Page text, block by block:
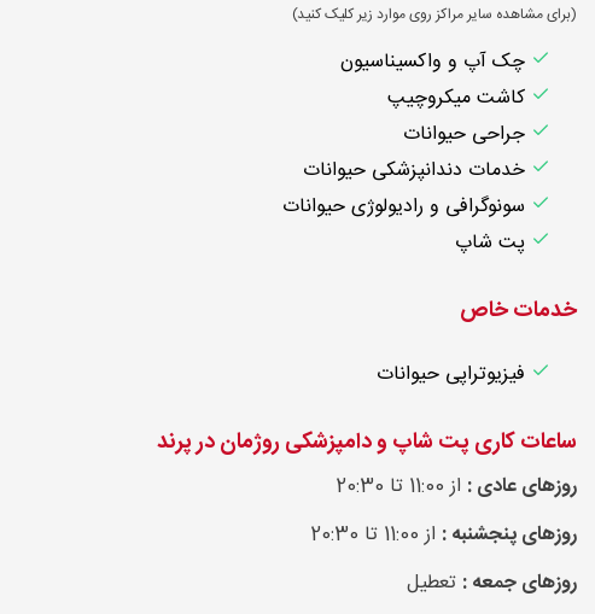
(برای مشاهده سایر مراکز روی موارد زیر کلیک کنید)
چک آپ و واکسیناسیون
کاشت میکروچیپ
جراحی حیوانات
خدمات دندانپزشکی حیوانات
سونوگرافی و رادیولوژی حیوانات
پت شاپ
خدمات خاص
فیزیوتراپی حیوانات
ساعات کاری پت شاپ و دامپزشکی روژمان در پرند
روزهای عادی : از 11:00 تا 20:30
روزهای پنجشنبه : از 11:00 تا 20:30
روزهای جمعه : تعطیل